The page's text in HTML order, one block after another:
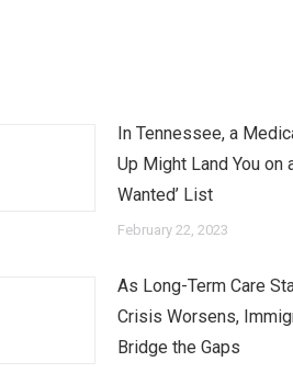
In Tennessee, a
Up Might Land You on
Wanted’ List
February 22, 2023
As Long-Term Care
Crisis Worsens,
Bridge the Gaps